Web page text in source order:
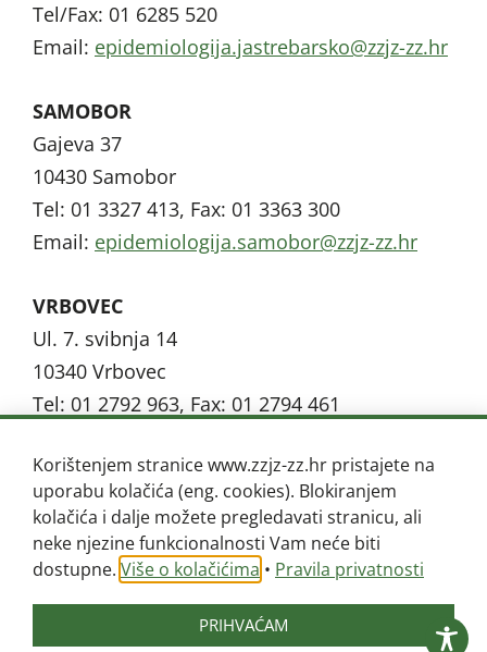
Tel/Fax: 01 6285 520
Email:
rh.zz-zjzz
@oksrabertsaj.ajigoloimedipe
SAMOBOR
Gajeva 37
10430 Samobor
Tel: 01 3327 413, Fax: 01 3363 300
Email:
rh.zz-zjzz
@robomas.ajigoloimedipe
VRBOVEC
Ul. 7. svibnja 14
10340 Vrbovec
Tel: 01 2792 963, Fax: 01 2794 461
VELIKA GORICA
Matice hrvatske bb,
10410 Velika Gorica
Tel: 01 6221 233, Fax: 01 6251 308
rh.zz-zjzz
@acirogakilev.ajigoloimedipe
Korištenjem stranice www.zzjz-zz.hr pristajete na
uporabu kolačića (eng. cookies). Blokiranjem
kolačića i dalje možete pregledavati stranicu, ali
neke njezine funkcionalnosti Vam neće biti
dostupne. Više o kolačićima • Pravila privatnosti
PRIHVAĆAM